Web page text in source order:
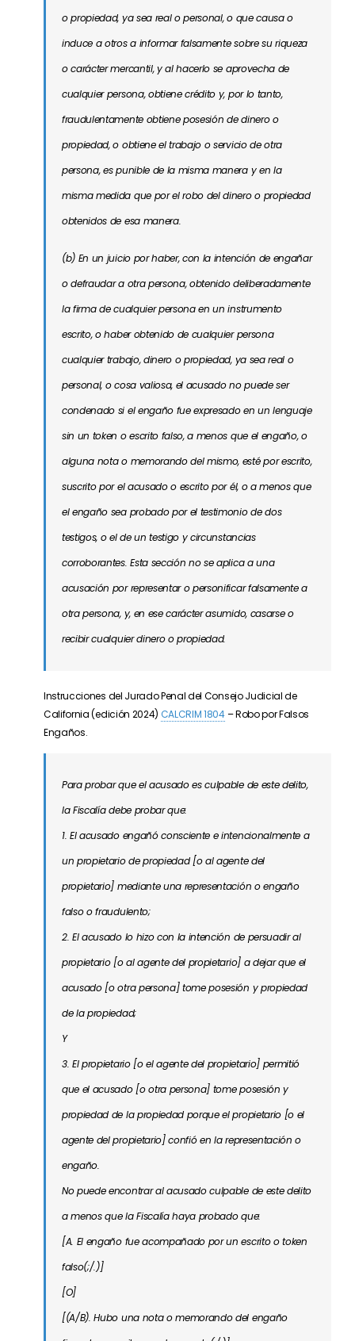
o propiedad, ya sea real o personal, o que causa o
induce a otros a informar falsamente sobre su riqueza
o carácter mercantil, y al hacerlo se aprovecha de
cualquier persona, obtiene crédito y, por lo tanto,
fraudulentamente obtiene posesión de dinero o
propiedad, o obtiene el trabajo o servicio de otra
persona, es punible de la misma manera y en la
misma medida que por el robo del dinero o propiedad
obtenidos de esa manera.
(b) En un juicio por haber, con la intención de engañar
o defraudar a otra persona, obtenido deliberadamente
la firma de cualquier persona en un instrumento
escrito, o haber obtenido de cualquier persona
cualquier trabajo, dinero o propiedad, ya sea real o
personal, o cosa valiosa, el acusado no puede ser
condenado si el engaño fue expresado en un lenguaje
sin un token o escrito falso, a menos que el engaño, o
alguna nota o memorando del mismo, esté por escrito,
suscrito por el acusado o escrito por él, o a menos que
el engaño sea probado por el testimonio de dos
testigos, o el de un testigo y circunstancias
corroborantes. Esta sección no se aplica a una
acusación por representar o personificar falsamente a
otra persona, y, en ese carácter asumido, casarse o
recibir cualquier dinero o propiedad.
Instrucciones del Jurado Penal del Consejo Judicial de
California (edición 2024) CALCRIM 1804– Robo por Falsos
Engaños.
Para probar que el acusado es culpable de este delito,
la Fiscalía debe probar que:
1. El acusado engañó consciente e intencionalmente a
un propietario de propiedad [o al agente del
propietario] mediante una representación o engaño
falso o fraudulento;
2. El acusado lo hizo con la intención de persuadir al
propietario [o al agente del propietario] a dejar que el
acusado [o otra persona] tome posesión y propiedad
de la propiedad;
Y
3. El propietario [o el agente del propietario] permitió
que el acusado [o otra persona] tome posesión y
propiedad de la propiedad porque el propietario [o el
agente del propietario] confió en la representación o
engaño.
No puede encontrar al acusado culpable de este delito
a menos que la Fiscalía haya probado que:
[A. El engaño fue acompañado por un escrito o token
falso(;/.)]
[O]
[(A/B). Hubo una nota o memorando del engaño